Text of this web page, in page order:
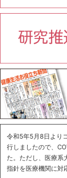
令和5年5月8日より
行しましたので、
た。ただし、医療系
指針を医療機関に対